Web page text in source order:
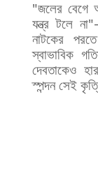
"জলের বেগে
যন্ত্র টলে না
নাটকের
পরতে
স্বাভাবিক
দেবতাকেও হার
স্পন্দন সেই